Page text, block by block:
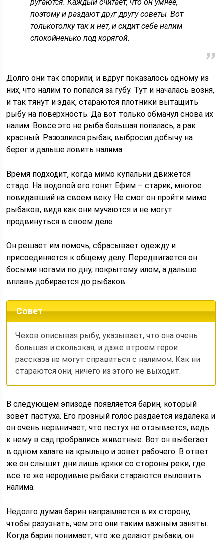
ругаются. Каждый считает, что он умнее,
поэтому и раздают друг другу советы. Вот
толькотолку так и нет, и сидит себе налим
спокойненько под корягой.
Долго они так спорили, и вдруг показалось одному из
них, что налим то попался за губу. Тут и началась возня,
и так тянут и эдак, стараются плотники вытащить
рыбу на поверхность. Да вот только обманул снова их
налим. Вовсе это не рыба большая попалась, а рак
красный. Разозлился рыбак, выбросил добычу на
берег и дальше ловить налима.
Время подходит, когда мимо купальни движется
стадо. На водопой его гонит Ефим – старик, многое
повидавший на своем веку. Не смог он пройти мимо
рыбаков, видя как они мучаются и не могут
продвинуться в своем деле.
Он решает им помочь, сбрасывает одежду и
присоединяется к общему делу. Передвигается он
босыми ногами по дну, покрытому илом, а дальше
вплавь добирается до рыбаков.
Совет
Чехов описывая рыбу, указывает, что она очень
большая и скользкая, и даже втроем герои
рассказа не могут справиться с налимом. Как ни
стараются они, ничего из этого не выходит.
В следующем эпизоде появляется барин, который
зовет пастуха. Его грозный голос раздается издалека и
он очень нервничает, что пастух не отзывается, ведь
к нему в сад пробрались животные. Вот он выбегает
в одном халате на крыльцо и зовет рабочего. В ответ
же он слышит дни лишь крики со стороны реки, где
все те же неродивые рыбаки стараются выловить
налима.
Недолго думая барин направляется в их сторону,
чтобы разузнать, чем это они таким важным заняты.
Когда барин понимает, что же делают рыбаки, он